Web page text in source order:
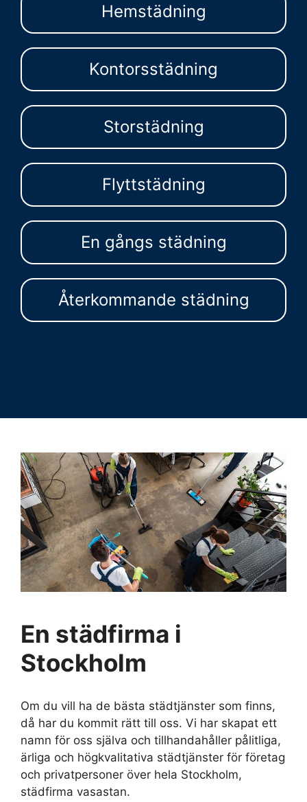
Hemstädning
Kontorsstädning
Storstädning
Flyttstädning
En gångs städning
Återkommande städning
En städfirma i
Stockholm
Om du vill ha de bästa städtjänster som finns,
då har du kommit rätt till oss. Vi har skapat ett
namn för oss själva och tillhandahåller pålitliga,
ärliga och högkvalitativa städtjänster för företag
och privatpersoner över hela Stockholm,
städfirma vasastan.